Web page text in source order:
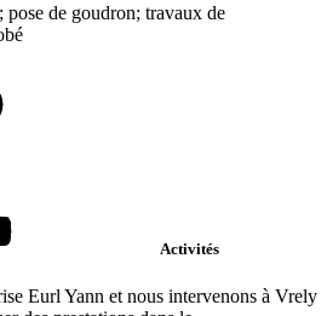
pose de goudron; travaux de
Activités
Eurl Yann et nous intervenons à Vrely